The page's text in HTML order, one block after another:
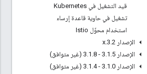
قيد التشغيل في Kubernetes
تشغيل في حاوية قاعدة إرساء
استخدام محوّل Istio
الإصدار 3
.2
.
x
الإصدار 3
.1 .5 - 3
.1 .8 (غير متوافق)
الإصدار 3
.1 .0 - 3
.1 .4 (غير متوافق)